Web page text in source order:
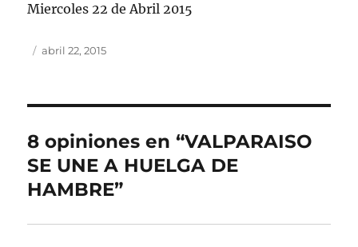
Miercoles 22 de Abril 2015
Autor
Publicado
abril 22, 2015
8 opiniones en “VALPARAISO
SE UNE A HUELGA DE
HAMBRE”